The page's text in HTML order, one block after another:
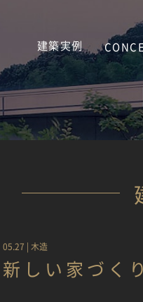
建築実例
05.27 | 木造
新しい家づく